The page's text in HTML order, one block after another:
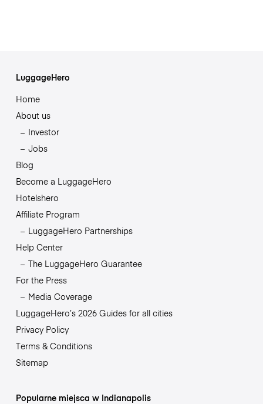
LuggageHero
Home
About us
Investor
Jobs
Blog
Become a LuggageHero
Hotelshero
Affiliate Program
LuggageHero Partnerships
Help Center
The LuggageHero Guarantee
For the Press
Media Coverage
LuggageHero’s 2026 Guides for all cities
Privacy Policy
Terms & Conditions
Sitemap
Popularne miejsca w Indianapolis